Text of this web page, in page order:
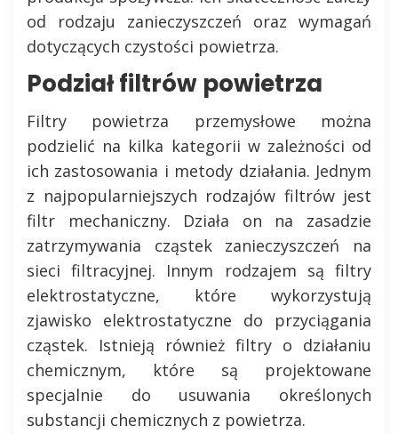
od rodzaju zanieczyszczeń oraz wymagań
dotyczących czystości powietrza.
Podział filtrów powietrza
Filtry powietrza przemysłowe można
podzielić na kilka kategorii w zależności od
ich zastosowania i metody działania. Jednym
z najpopularniejszych rodzajów filtrów jest
filtr mechaniczny. Działa on na zasadzie
zatrzymywania cząstek zanieczyszczeń na
sieci filtracyjnej. Innym rodzajem są filtry
elektrostatyczne, które wykorzystują
zjawisko elektrostatyczne do przyciągania
cząstek. Istnieją również filtry o działaniu
chemicznym, które są projektowane
specjalnie do usuwania określonych
substancji chemicznych z powietrza.